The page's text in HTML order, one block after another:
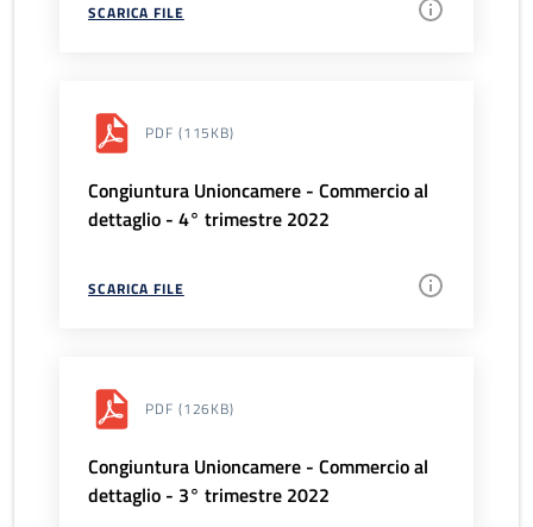
SCARICA FILE
PDF (115KB)
Congiuntura Unioncamere - Commercio al
dettaglio - 4° trimestre 2022
SCARICA FILE
PDF (126KB)
Congiuntura Unioncamere - Commercio al
dettaglio - 3° trimestre 2022